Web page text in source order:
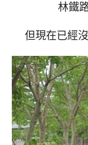
林鐵
但現在已經